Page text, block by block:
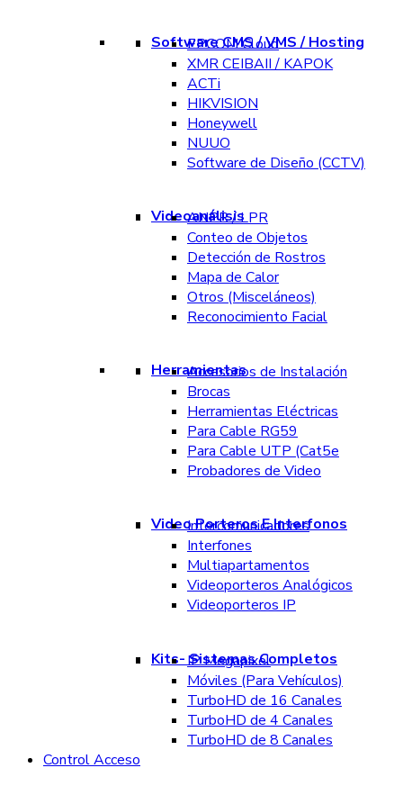
Software CMS / VMS / Hosting
EPCOM Cloud
XMR CEIBAII / KAPOK
ACTi
HIKVISION
Honeywell
NUUO
Software de Diseño (CCTV)
Videoanálisis
ANPR / LPR
Conteo de Objetos
Detección de Rostros
Mapa de Calor
Otros (Misceláneos)
Reconocimiento Facial
Herramientas
Accesorios de Instalación
Brocas
Herramientas Eléctricas
Para Cable RG59
Para Cable UTP (Cat5e
Probadores de Video
Video Porteros E Interfonos
Intercomunicadores
Interfones
Multiapartamentos
Videoporteros Analógicos
Videoporteros IP
Kits- Sistemas Completos
IP Megapixel
Móviles (Para Vehículos)
TurboHD de 16 Canales
TurboHD de 4 Canales
TurboHD de 8 Canales
Control Acceso